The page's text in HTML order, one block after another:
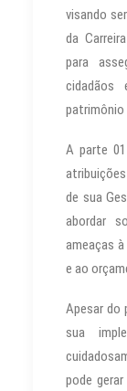
visando
da
para
cidadãos
patrimônio
A parte
atribuições
de sua
abordar
ameaças
e ao
Apesar do
sua
pode